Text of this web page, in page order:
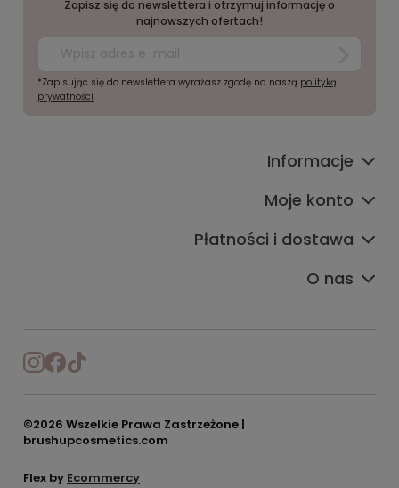
Zapisz się do newslettera i otrzymuj informację o
najnowszych ofertach!
*Zapisując się do newslettera wyrażasz zgodę na naszą polityką
prywatności
Informacje
Moje konto
Płatności i dostawa
O nas
©2026 Wszelkie Prawa Zastrzeżone |
brushupcosmetics.com
Flex by Ecommercy